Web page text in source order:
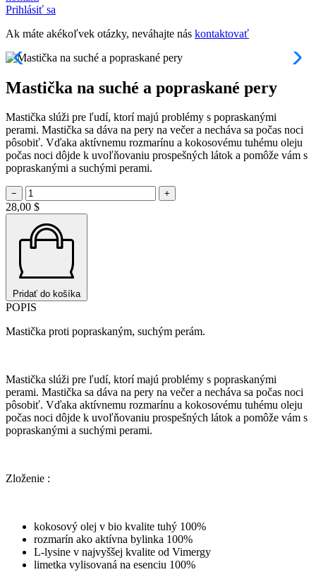
Prihlásiť sa
Ak máte akékoľvek otázky, neváhajte nás kontaktovať
Mastička na suché a popraskané pery
Mastička slúži pre ľudí, ktorí majú problémy s popraskanými
perami. Mastička sa dáva na pery na večer a necháva sa počas noci
pôsobiť. Vďaka aktívnemu rozmarínu a kokosovému tuhému oleju
počas noci dôjde k uvoľňovaniu prospešných látok a pomôže vám s
popraskanými a suchými perami.
− +
28,00 $
Pridať do košíka
POPIS
Mastička proti popraskaným, suchým perám.
Mastička slúži pre ľudí, ktorí majú problémy s popraskanými
perami. Mastička sa dáva na pery na večer a necháva sa počas noci
pôsobiť. Vďaka aktívnemu rozmarínu a kokosovému tuhému oleju
počas noci dôjde k uvoľňovaniu prospešných látok a pomôže vám s
popraskanými a suchými perami.
Zloženie :
kokosový olej v bio kvalite tuhý 100%
rozmarín ako aktívna bylinka 100%
L-lysine v najvyššej kvalite od Vimergy
limetka vylisovaná na esenciu 100%